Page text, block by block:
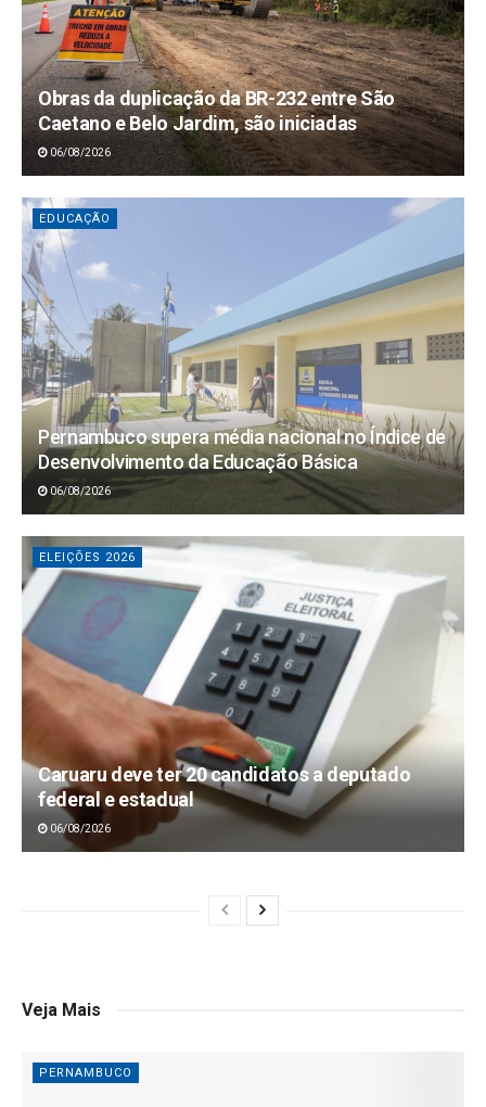
Obras da duplicação da BR-232 entre São
Caetano e Belo Jardim, são iniciadas
06/08/2026
EDUCAÇÃO
Pernambuco supera média nacional no Índice de
Desenvolvimento da Educação Básica
06/08/2026
ELEIÇÕES 2026
Caruaru deve ter 20 candidatos a deputado
federal e estadual
06/08/2026
Veja Mais
PERNAMBUCO